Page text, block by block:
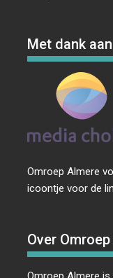
Met dank aan
Omroep Almere
icoontje voor de
Over